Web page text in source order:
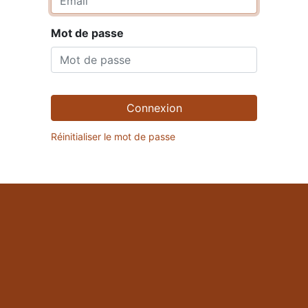
Mot de passe
Connexion
Réinitialiser le mot de passe